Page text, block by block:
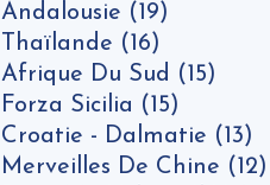
Andalousie (19)
Thaïlande (16)
Afrique Du Sud (15)
Forza Sicilia (15)
Croatie - Dalmatie (13)
Merveilles De Chine (12)